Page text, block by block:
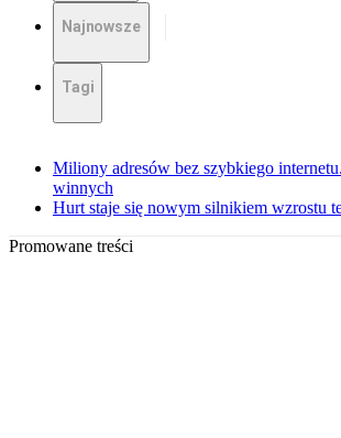
Najnowsze
Tagi
Miliony adresów bez szybkiego
winnych
Hurt staje się nowym silnikiem wzrostu
Promowane treści